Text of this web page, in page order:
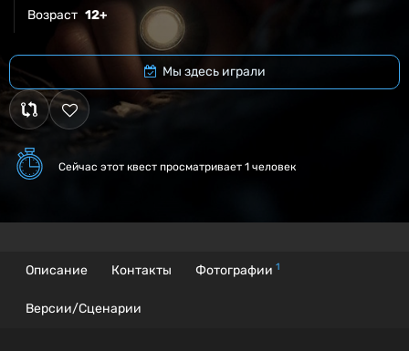
Возраст 12+
Мы здесь играли
Сейчас этот квест просматривает 1 человек
Описание Контакты Фотографии 1
Версии/Сценарии